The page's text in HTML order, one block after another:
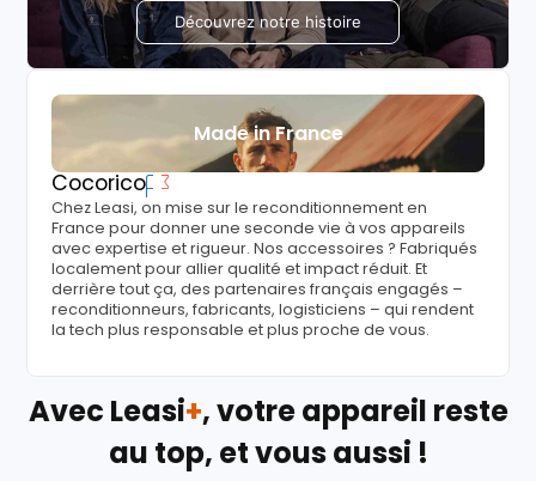
Découvrez notre histoire
Made in France
Cocorico
Chez Leasi, on mise sur le reconditionnement en
France pour donner une seconde vie à vos appareils
avec expertise et rigueur. Nos accessoires ? Fabriqués
localement pour allier qualité et impact réduit. Et
derrière tout ça, des partenaires français engagés –
reconditionneurs, fabricants, logisticiens – qui rendent
la tech plus responsable et plus proche de vous.
Avec Leasi+, votre appareil reste
au top, et vous aussi !